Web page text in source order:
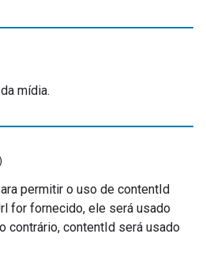
mídia.
permitir o uso de contentId
for fornecido, ele será usado
contrário, contentId será usado